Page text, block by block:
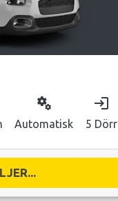
miscellaneous_services
Automatisk
login
5 Dörr